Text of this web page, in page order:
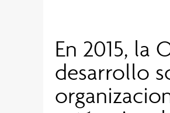
En 2015, la
desarrollo